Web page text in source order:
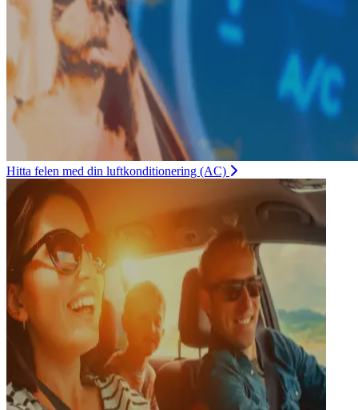
Hitta felen med din luftkonditionering (AC)